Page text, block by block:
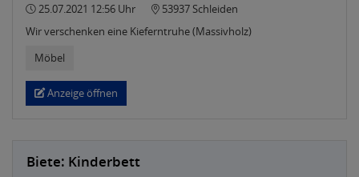
25.07.2021 12:56 Uhr
53937 Schleiden
Wir verschenken eine Kieferntruhe (Massivholz)
Möbel
Anzeige öffnen
Biete: Kinderbett